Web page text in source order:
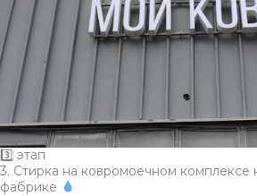
3️⃣ этап
3. Стирка на ковромоечном комплексе
фабрике